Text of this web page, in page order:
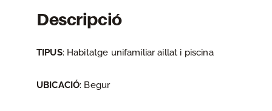
Descripció
TIPUS: Habitatge unifamiliar aillat i piscina
UBICACIÓ: Begur